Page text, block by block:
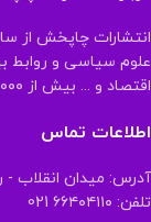
علوم سیاسی و روابط
اقتصاد و ... بیش از ۱۰۰۰ عنوان کتاب روانه بازار نشر کرده است .
اطلاعات تماس
آدرس: میدان انقلاب -
تلفن: ۶۶۴۰۴۱۱۰ 021